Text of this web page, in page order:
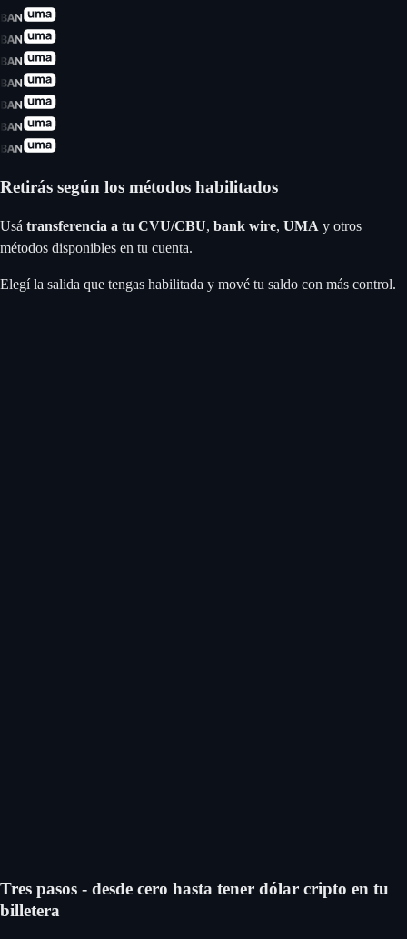
Retirás según los métodos habilitados
Usá transferencia a tu CVU/CBU, bank wire, UMA y otros
métodos disponibles en tu cuenta.
Elegí la salida que tengas habilitada y mové tu saldo con más control.
Tres pasos - desde cero hasta tener dólar cripto en tu
billetera